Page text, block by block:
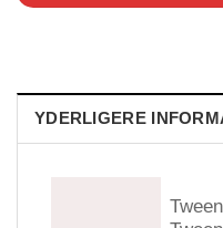
YDERLIGERE